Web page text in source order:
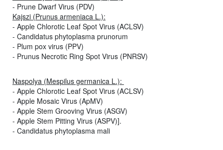
- Prune Dwarf Virus (PDV)
Kajszi (Prunus armeniaca L.):
- Apple Chlorotic Leaf Spot Virus (ACLSV)
- Candidatus phytoplasma prunorum
- Plum pox virus (PPV)
- Prunus Necrotic Ring Spot Virus (PNRSV)
Naspolya (Mespilus germanica L.):
- Apple Chlorotic Leaf Spot Virus (ACLSV)
- Apple Mosaic Virus (ApMV)
- Apple Stem Grooving Virus (ASGV)
- Apple Stem Pitting Virus (ASPV)].
- Candidatus phytoplasma mali